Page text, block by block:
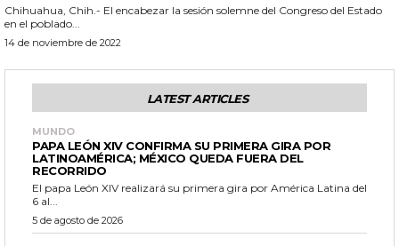
Chihuahua, Chih.- El encabezar la sesión solemne del Congreso del Estado
en el poblado...
14 de noviembre de 2022
LATEST ARTICLES
MUNDO
PAPA LEÓN XIV CONFIRMA SU PRIMERA GIRA POR
LATINOAMÉRICA; MÉXICO QUEDA FUERA DEL
RECORRIDO
El papa León XIV realizará su primera gira por América Latina del
6 al...
5 de agosto de 2026